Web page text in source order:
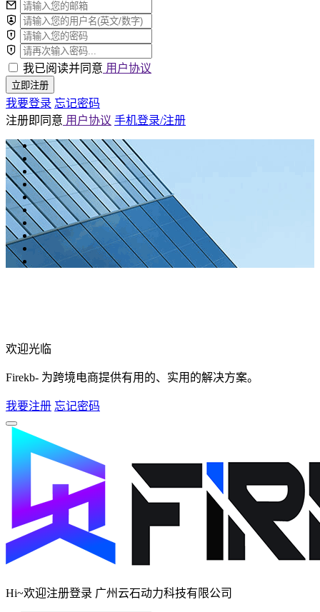
我已阅读并同意 用户协议
立即注册
我要登录 忘记密码
注册即同意 用户协议 手机登录/注册
欢迎光临
Firekb- 为跨境电商提供有用的、实用的解决方案。
我要注册 忘记密码
Hi~欢迎注册登录 广州云石动力科技有限公司